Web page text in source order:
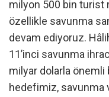
milyon 500 bin turist
özellikle savunma
devam ediyoruz.
11’inci savunma
milyar dolarla önemli
hedefimiz, savunma